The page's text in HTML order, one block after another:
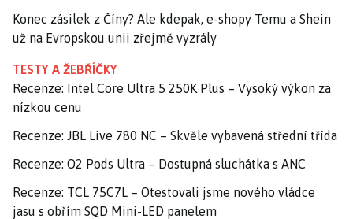
Konec zásilek z Číny? Ale kdepak, e-shopy Temu a Shein
už na Evropskou unii zřejmě vyzrály
TESTY A ŽEBŘÍČKY
Recenze: Intel Core Ultra 5 250K Plus – Vysoký výkon za
nízkou cenu
Recenze: JBL Live 780 NC – Skvěle vybavená střední třída
Recenze: O2 Pods Ultra – Dostupná sluchátka s ANC
Recenze: TCL 75C7L – Otestovali jsme nového vládce
jasu s obřím SQD Mini-LED panelem